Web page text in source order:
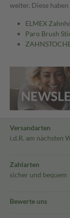
weiter. Diese
ELMEX
Paro Brush
Versandarten
i.d.R. am nächsten
Zahlarten
sicher und bequem
Bewerte uns